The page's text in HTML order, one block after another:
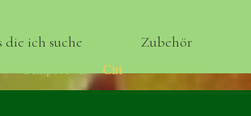
die ich suche Zubehör
Semps A - Z Ciri